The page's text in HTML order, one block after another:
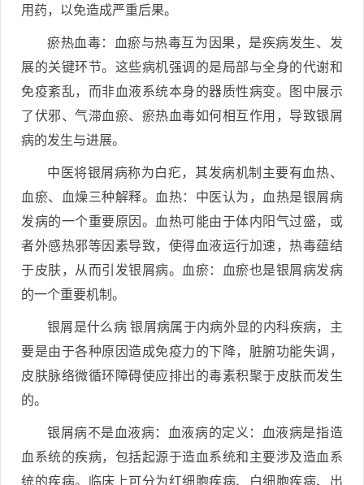
用药，以免造成严重后果。
瘀热血毒：血瘀与热毒互为因果，是疾病发生、发
展的关键环节。这些病机强调的是局部与全身的代谢和
免疫紊乱，而非血液系统本身的器质性病变。图中展示
了伏邪、气滞血瘀、瘀热血毒如何相互作用，导致银屑
病的发生与进展。
中医将银屑病称为白疕，其发病机制主要有血热、
血瘀、血燥三种解释。血热：中医认为，血热是银屑病
发病的一个重要原因。血热可能由于体内阳气过盛，或
者外感热邪等因素导致，使得血液运行加速，热毒蕴结
于皮肤，从而引发银屑病。血瘀：血瘀也是银屑病发病
的一个重要机制。
银屑是什么病 银屑病属于内病外显的内科疾病，主
要是由于各种原因造成免疫力的下降，脏腑功能失调，
皮肤脉络微循环障碍使应排出的毒素积聚于皮肤而发生
的。
银屑病不是血液病：血液病的定义：血液病是指造
血系统的疾病，包括起源于造血系统和主要涉及造血系
统的疾病。临床上可分为红细胞疾病、白细胞疾病、出